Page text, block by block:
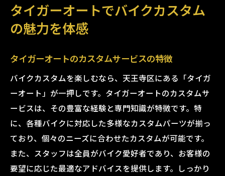
タイガーオートでバイクカスタム
の魅力を体感
タイガーオートのカスタムサービスの特徴
バイクカスタムを楽しむなら、天王寺区にある「タイガ
ーオート」が一押しです。タイガーオートのカスタムサ
ービスは、その豊富な経験と専門知識が特徴です。特
に、各種バイクに対応した多様なカスタムパーツが揃っ
ており、個々のニーズに合わせたカスタムが可能です。
また、スタッフは全員がバイク愛好者であり、お客様の
要望に応じた最適なアドバイスを提供します。しっかり